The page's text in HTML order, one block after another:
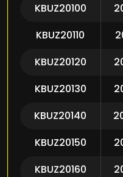
KBUZ20100
KBUZ20110
KBUZ20120
KBUZ20130
KBUZ20140
KBUZ20150
KBUZ20160